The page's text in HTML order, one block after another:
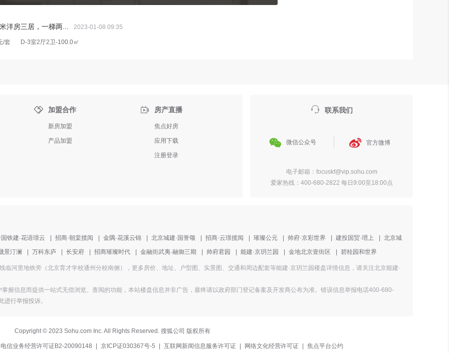
洋房三居，一梯两... 2023-01-08 09:35
/套 D-3室2厅2卫-100.0㎡
 加盟合作
新房加盟
产品加盟
 房产直播
焦点好房
应用下载
注册登录
 联系我们
 微信公众号  官方微博
电子邮箱：focuskf@vip.sohu.com
爱家热线：400-680-2822 每日9:00至18:00点
铁建·花语璟云 招商·朝棠揽阅 金隅·花溪云锦 北京城建·国誉颂 招商·云璟揽阅 璀璨公元 帅府·京彩世界 建投国贸·瑨上
北京城
景汀澜
万科东庐 长安府 招商璀璨时代 金融街武夷·融御三期 帅府君园 能建·京玥兰园 金地北京壹街区 碧桂园和世界
河里地铁旁（北京育才学校通州分校南侧），更多房价、地址、户型图、实景图、交通和周边配套等能建·京玥兰园楼盘详情信息，请关注北京能建·
握信息而提供一站式无偿浏览、查阅的功能，本站楼盘信息并非广告，最终请以政府部门登记备案及开发商公布为准。错误信息举报电话400-680-
进行举报投诉。
Copyright©2023 Sohu.com Inc. All Rights Reserved. 搜狐公司 版权所有
信业务经营许可证B2-20090148 京ICP证030367号-5 互联网新闻信息服务许可证 网络文化经营许可证 焦点平台公约